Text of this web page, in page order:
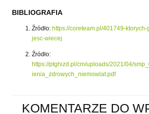
BIBLIOGRAFIA
Źródło: https://coreteam.pl/401749-
jesc-wiecej
Źródło:
https://ptghizd.pl/cm/uploads/2021/04/
ienia_zdrowych_niemowlat.pdf
KOMENTARZE DO